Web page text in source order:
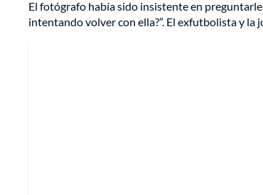
El fotógrafo había sido insistente en preguntarle
intentando volver con ella?”. El exfutbolista y la